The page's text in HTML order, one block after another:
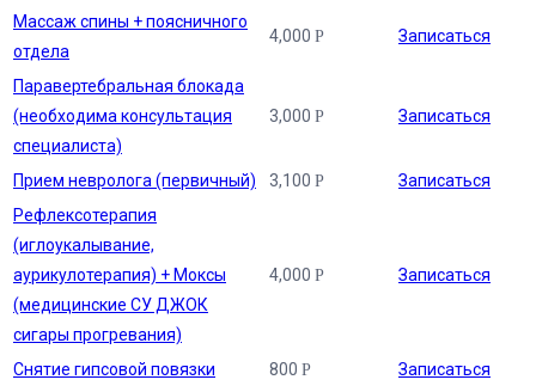
Массаж спины + поясничного
отдела
4,000 Р Записаться
Паравертебральная блокада
(необходима консультация
специалиста)
3,000 Р Записаться
Прием невролога (первичный) 3,100 Р
Записаться
Рефлексотерапия
(иглоукалывание,
аурикулотерапия) + Моксы
(медицинские СУ ДЖОК
сигары прогревания)
4,000 Р Записаться
Снятие гипсовой повязки 800 Р
Записаться